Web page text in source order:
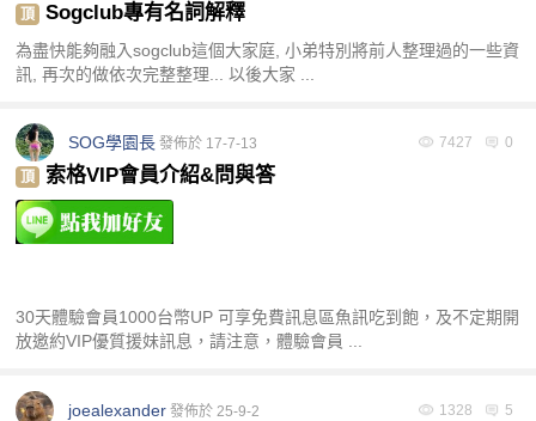
園
頂
Sogclub專有名詞解釋
為盡快能夠融入sogclub這個大家庭, 小弟特別將前人整理過的一些資
訊, 再次的做依次完整整理... 以後大家 ...
7427 0
SOG學園長 發佈於 17-7-13
頂
索格VIP會員介紹&問與答
30天體驗會員1000台幣UP 可享免費訊息區魚訊吃到飽，及不定期開
放邀約VIP優質援妹訊息，請注意，體驗會員 ...
1328 5
joealexander 發佈於 25-9-2